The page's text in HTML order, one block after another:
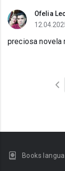
Ofelia
preciosa novela
Books